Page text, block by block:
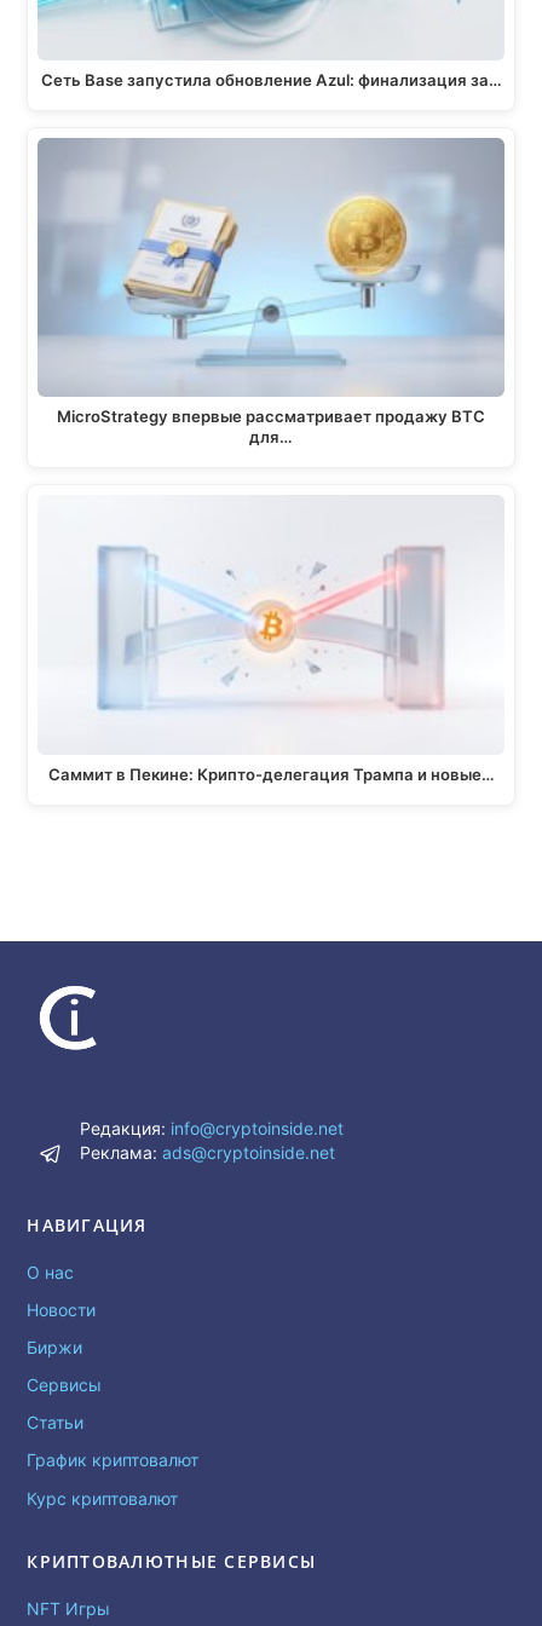
Сеть Base запустила обновление Azul: финализация за…
MicroStrategy впервые рассматривает продажу BTC
для…
Саммит в Пекине: Крипто-делегация Трампа и новые…
Редакция: info@cryptoinside.net
Реклама:ads@cryptoinside.net
НАВИГАЦИЯ
О нас
Новости
Биржи
Сервисы
Статьи
График криптовалют
Курс криптовалют
КРИПТОВАЛЮТНЫЕ СЕРВИСЫ
NFT Игры